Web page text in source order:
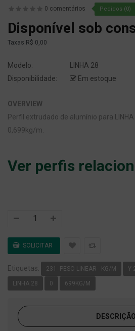
0 comentários Pedidos (0)
Disponível sob
Taxas R$ 0,00
Modelo:
LINHA 28
Disponibilidade:
Em estoque
OVERVIEW
Perfil extrudado de alumínio para
0,699kg/m.
Ver perfis
Etiquetas: 231- PESO LINEAR - KG/M Y-
LINHA 28 0 699KG/M
DESCRIÇÃO